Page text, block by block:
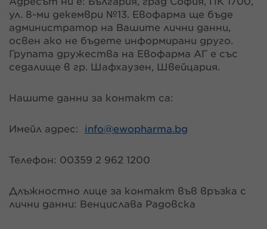
ул. 8-ми декември №13. Евофарма ще бъде
администратор на Вашите лични данни,
освен ако не бъдете информирани друго.
Групата дружества на Евофарма АГ е със
седалище в гр. Шафхаузен, Швейцария.
Нашите данни за контакт са:
Имейл адрес: info@ewopharma.bg
Телефон: 00359 2 962 1200
Длъжностно лице за контакт във връзка с
лични данни: Венцислава Радовска